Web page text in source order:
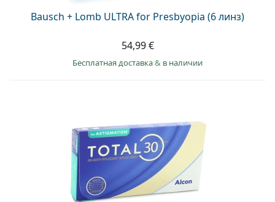
Bausch + Lomb ULTRA for Presbyopia (6 линз)
54,99 €
Бесплатная доставка& в наличии